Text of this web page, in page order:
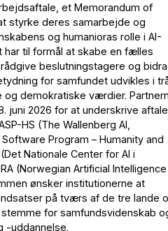
et Memorandum of
styrke deres samarbejde og
og humanioras rolle i AI-
har til formål at skabe en fælles
beslutningstagere og
for samfundet udvikles i
demokratiske værdier.
juni 2026 for at underskrive
HS (The Wallenberg AI,
Program – Humanity and
Nationale Center for AI i
(Norwegian Artificial Intelligence
ønsker institutionerne at
på tværs af de tre lande
for samfundsvidenskab
-uddannelse.